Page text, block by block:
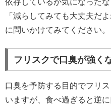
依存しているか気になった
「減らしてみても大丈夫だ
に問いかけてみてください。
フリスクで口臭が強く
口臭を予防する目的でフリ
いますが、食べ過ぎると逆